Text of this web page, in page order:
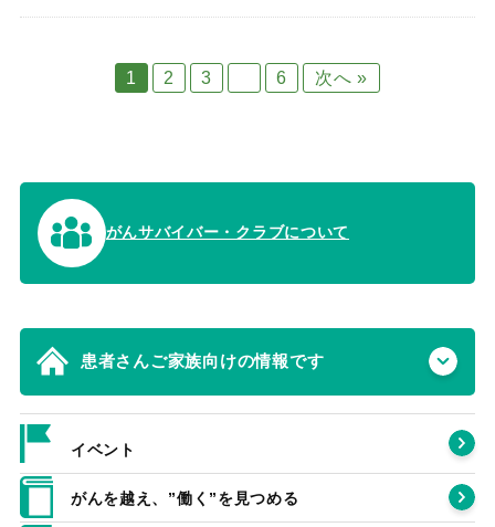
1 2 3 6 次へ »
がんサバイバー・クラブについて
患者さんご家族向けの情報です
イベント
がんを越え、”働く”を見つめる